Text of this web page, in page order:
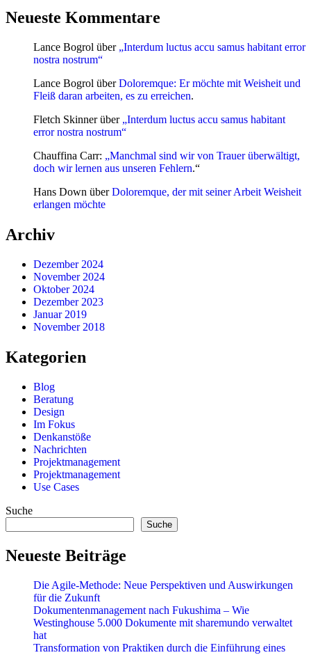
Neueste Kommentare
Lance Bogrol über „Interdum luctus accu samus habitant error
nostra nostrum“
Lance Bogrol überDoloremque: Er möchte mit Weisheit und
Fleiß daran arbeiten, es zu erreichen.
Fletch Skinnerüber „Interdum luctus accu samus habitant
error nostra nostrum“
Chauffina Carr: „Manchmal sind wir von Trauer überwältigt,
doch wir lernen aus unseren Fehlern.“
Hans Down überDoloremque, der mit seiner Arbeit Weisheit
erlangen möchte
Archiv
Dezember 2024
November 2024
Oktober 2024
Dezember 2023
Januar 2019
November 2018
Kategorien
Blog
Beratung
Design
Im Fokus
Denkanstöße
Nachrichten
Projektmanagement
Projektmanagement
Use Cases
Suche
Suche
Neueste Beiträge
Die Agile-Methode: Neue Perspektiven und Auswirkungen
für die Zukunft
Dokumentenmanagement nach Fukushima – Wie
Westinghouse 5.000 Dokumente mit sharemundo verwaltet
hat
Transformation von Praktiken durch die Einführung eines